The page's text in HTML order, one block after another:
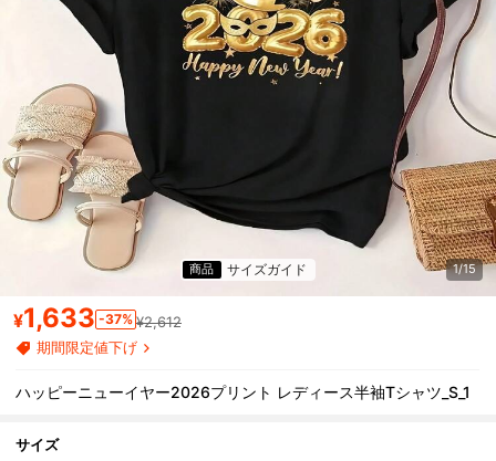
商品 サイズガイド 1/15
¥1,633 -37% ¥2,612
期間限定値下げ
ハッピーニューイヤー2026プリント レディース半袖Tシャツ_S_1
サイズ